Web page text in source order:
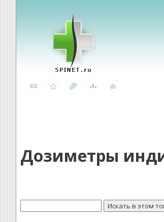
Дозиметры